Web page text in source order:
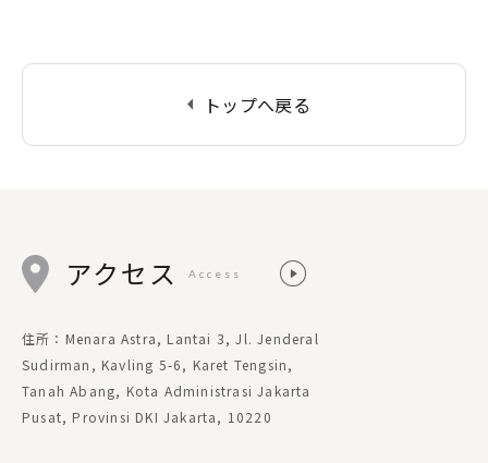
arrow_left トップへ戻る
アクセス Access
住所：Menara Astra, Lantai 3, Jl. Jenderal
Sudirman, Kavling 5-6, Karet Tengsin,
Tanah Abang, Kota Administrasi Jakarta
Pusat, Provinsi DKI Jakarta, 10220